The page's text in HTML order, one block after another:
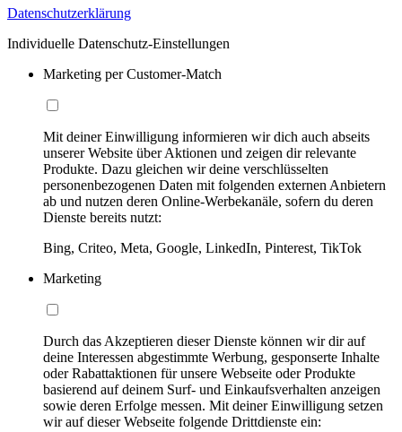
Datenschutzerklärung
Individuelle Datenschutz-Einstellungen
Marketing per Customer-Match
Mit deiner Einwilligung informieren wir dich auch abseits
unserer Website über Aktionen und zeigen dir relevante
Produkte. Dazu gleichen wir deine verschlüsselten
personenbezogenen Daten mit folgenden externen Anbietern
ab und nutzen deren Online-Werbekanäle, sofern du deren
Dienste bereits nutzt:
Bing, Criteo, Meta, Google, LinkedIn, Pinterest, TikTok
Marketing
Durch das Akzeptieren dieser Dienste können wir dir auf
deine Interessen abgestimmte Werbung, gesponserte Inhalte
oder Rabattaktionen für unsere Webseite oder Produkte
basierend auf deinem Surf- und Einkaufsverhalten anzeigen
sowie deren Erfolge messen. Mit deiner Einwilligung setzen
wir auf dieser Webseite folgende Drittdienste ein: